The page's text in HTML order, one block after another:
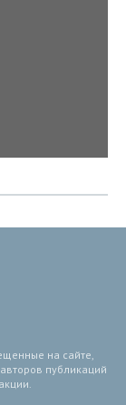
на сайте,
публикаций